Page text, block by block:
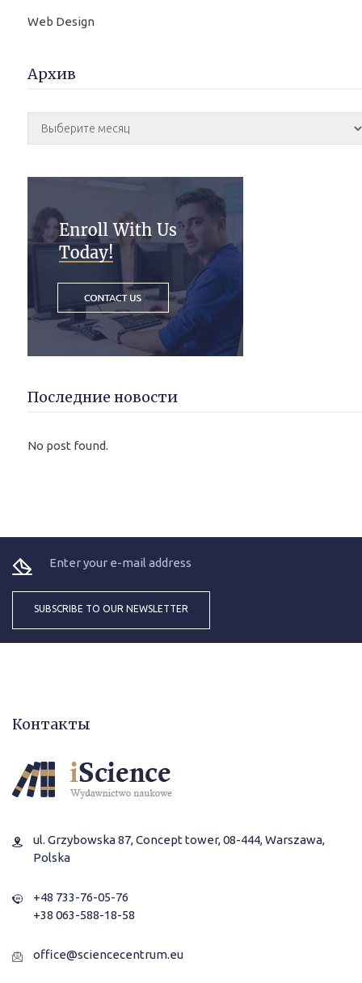
Web Design
Архив
Последние новости
No post found.
Контакты
ul. Grzybowska 87, Concept tower, 08-444, Warszawa,
Polska
+48 733-76-05-76
+38 063-588-18-58
office@sciencecentrum.eu